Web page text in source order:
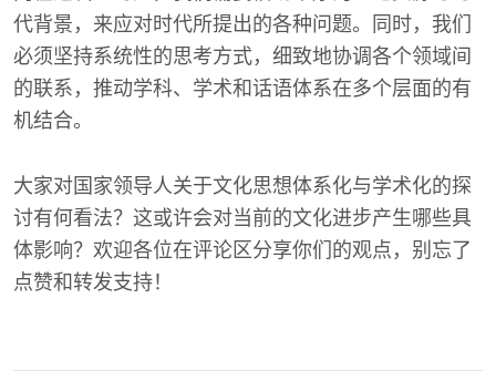
代背景，来应对时代所提出的各种问题。同时，我们
必须坚持系统性的思考方式，细致地协调各个领域间
的联系，推动学科、学术和话语体系在多个层面的有
机结合。
大家对国家领导人关于文化思想体系化与学术化的探
讨有何看法？这或许会对当前的文化进步产生哪些具
体影响？欢迎各位在评论区分享你们的观点，别忘了
点赞和转发支持！